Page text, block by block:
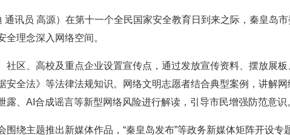
讯员 高源）在第十一个全民国家安全教育日到来之际，秦皇岛
理念深入网络空间。
区、高校及重点企业设置宣传点，通过发放宣传资料、摆放展板
安全法》等法律法规知识。网络文明志愿者结合典型案例，讲解
、AI合成谣言等新型网络风险进行解读，引导市民增强防范意识
主题推出新媒体作品，“秦皇岛发布”等政务新媒体矩阵开设专